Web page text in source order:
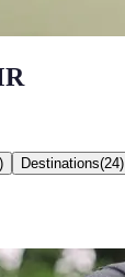
) Destinations(24)